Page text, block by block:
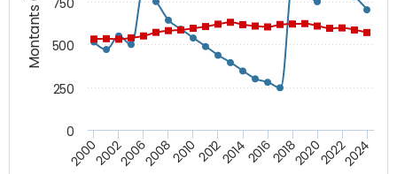
Montants (€)
200020022006200820102012201420162018202020222024
0
250
500
750